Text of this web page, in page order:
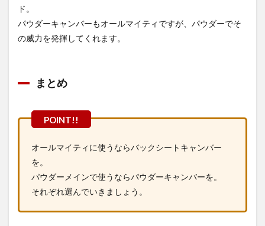
ド。
パウダーキャンバーもオールマイティですが、パウダーでそ
の威力を発揮してくれます。
まとめ
オールマイティに使うならバックシートキャンバー
を。
パウダーメインで使うならパウダーキャンバーを。
それぞれ選んでいきましょう。